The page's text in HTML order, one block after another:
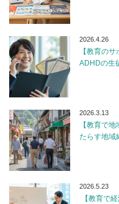
2026.4.26
【教育の
ADHDの生
2026.3.13
【教育で
たらす地
2026.5.23
【教育で